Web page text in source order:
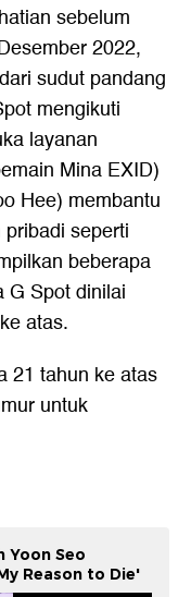
sebelum
2022,
sudut pandang
mengikuti
layanan
Mina EXID)
Hee) membantu
seperti
beberapa
G Spot dinilai
atas.
21 tahun ke atas
untuk
Yoon Seo
Reason to Die'